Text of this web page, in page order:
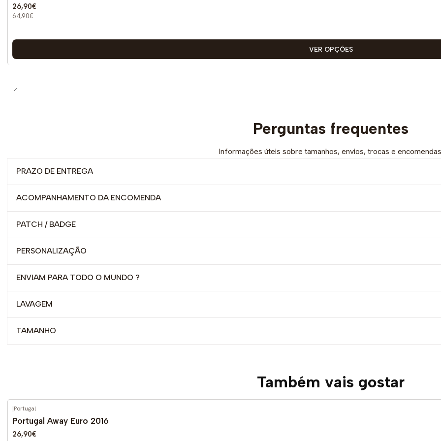
26,90€
64,90€
VER OPÇÕES
Perguntas frequentes
Informações úteis sobre tamanhos, envios, trocas e
PRAZO DE ENTREGA
ACOMPANHAMENTO DA ENCOMENDA
PATCH / BADGE
PERSONALIZAÇÃO
ENVIAM PARA TODO O MUNDO ?
LAVAGEM
TAMANHO
Também vais gostar
-59% DESCONTO
|Portugal
Portugal Away Euro 2016
26,90€